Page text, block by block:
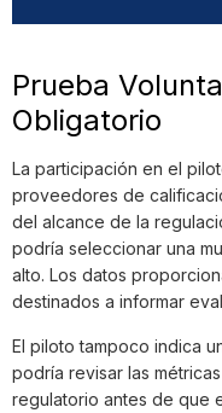
Prueba
Obligatorio
La participación en el
proveedores de
del alcance de la
podría seleccionar una
alto. Los datos
destinados a informar
El piloto tampoco indica
podría revisar las
regulatorio antes de que